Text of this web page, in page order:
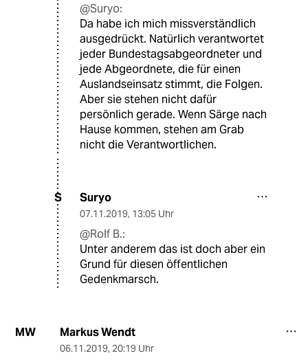
@Suryo:
Da habe ich mich missverständlich
ausgedrückt. Natürlich verantwortet
jeder Bundestagsabgeordneter und
jede Abgeordnete, die für einen
Auslandseinsatz stimmt, die Folgen.
Aber sie stehen nicht dafür
persönlich gerade. Wenn Särge nach
Hause kommen, stehen am Grab
nicht die Verantwortlichen.
S Suryo
07.11.2019, 13:05 Uhr
@Rolf B.:
Unter anderem das ist doch aber ein
Grund für diesen öffentlichen
Gedenkmarsch.
MW Markus Wendt
06.11.2019, 20:19 Uhr